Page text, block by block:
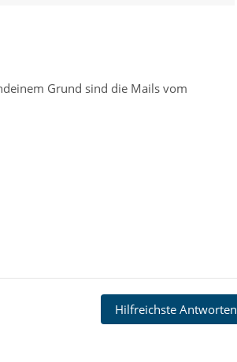
Grund sind die Mails vom
Hilfreichste Antworten